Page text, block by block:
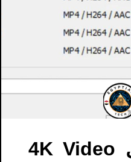
معلومات حول 4K Video